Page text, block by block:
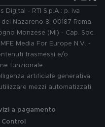
Digital - RTI S.p.A.: p. iva
Nazareno 8, 00187 Roma.
Monzese (MI) - Cap. Soc.
Media For Europe N.V. -
trasmessi e/o
funzionale
artificiale generativa.
mezzi automatizzati
a pagamento